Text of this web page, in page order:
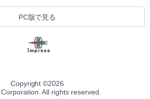
PC版で見る
Copyright ©2026
All rights reserved.